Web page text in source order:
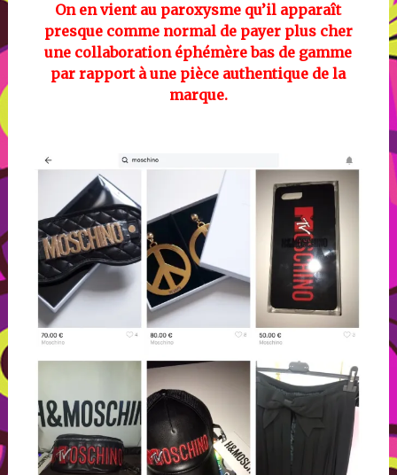
On en vient au paroxysme qu’il apparaît
presque comme normal de payer plus cher
une collaboration éphémère bas de gamme
par rapport à une pièce authentique de la
marque.